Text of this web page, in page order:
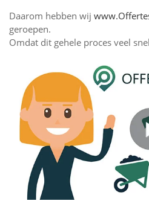
Daarom hebben wij
geroepen.
Omdat dit gehele proces veel